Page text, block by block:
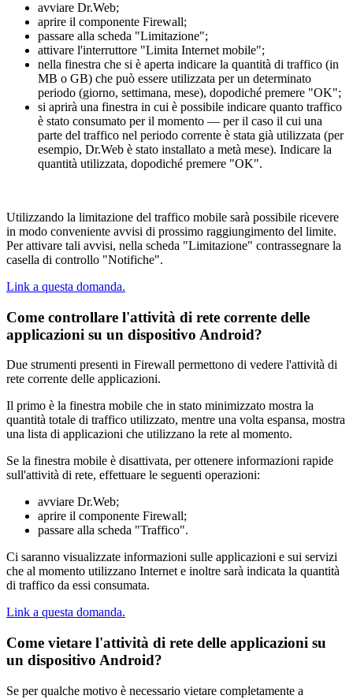
avviare Dr.Web;
aprire il componente Firewall;
passare alla scheda "Limitazione";
attivare l'interruttore "Limita Internet mobile";
nella finestra che si è aperta indicare la quantità di traffico (in
MB o GB) che può essere utilizzata per un determinato
periodo (giorno, settimana, mese), dopodiché premere "OK";
si aprirà una finestra in cui è possibile indicare quanto traffico
è stato consumato per il momento — per il caso il cui una
parte del traffico nel periodo corrente è stata già utilizzata (per
esempio, Dr.Web è stato installato a metà mese). Indicare la
quantità utilizzata, dopodiché premere "OK".
Utilizzando la limitazione del traffico mobile sarà possibile ricevere
in modo conveniente avvisi di prossimo raggiungimento del limite.
Per attivare tali avvisi, nella scheda "Limitazione" contrassegnare la
casella di controllo "Notifiche".
Link a questa domanda.
Come controllare l'attività di rete corrente delle
applicazioni su un dispositivo Android?
Due strumenti presenti in Firewall permettono di vedere l'attività di
rete corrente delle applicazioni.
Il primo è la finestra mobile che in stato minimizzato mostra la
quantità totale di traffico utilizzato, mentre una volta espansa, mostra
una lista di applicazioni che utilizzano la rete al momento.
Se la finestra mobile è disattivata, per ottenere informazioni rapide
sull'attività di rete, effettuare le seguenti operazioni:
avviare Dr.Web;
aprire il componente Firewall;
passare alla scheda "Traffico".
Ci saranno visualizzate informazioni sulle applicazioni e sui servizi
che al momento utilizzano Internet e inoltre sarà indicata la quantità
di traffico da essi consumata.
Link a questa domanda.
Come vietare l'attività di rete delle applicazioni su
un dispositivo Android?
Se per qualche motivo è necessario vietare completamente a